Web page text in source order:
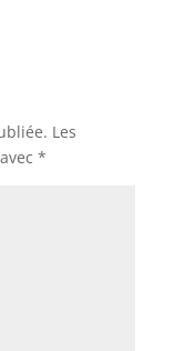
Les
*